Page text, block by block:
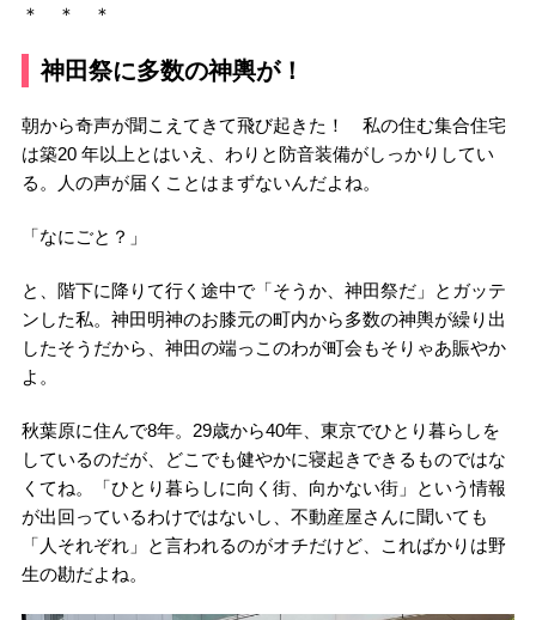
＊ ＊ ＊
神田祭に多数の神輿が！
朝から奇声が聞こえてきて飛び起きた！ 私の住む集合住宅
は築20 年以上とはいえ、わりと防音装備がしっかりしてい
る。人の声が届くことはまずないんだよね。
「なにごと？」
と、階下に降りて行く途中で「そうか、神田祭だ」とガッテ
ンした私。神田明神のお膝元の町内から多数の神輿が繰り出
したそうだから、神田の端っこのわが町会もそりゃあ賑やか
よ。
秋葉原に住んで8年。29歳から40年、東京でひとり暮らしを
しているのだが、どこでも健やかに寝起きできるものではな
くてね。「ひとり暮らしに向く街、向かない街」という情報
が出回っているわけではないし、不動産屋さんに聞いても
「人それぞれ」と言われるのがオチだけど、こればかりは野
生の勘だよね。